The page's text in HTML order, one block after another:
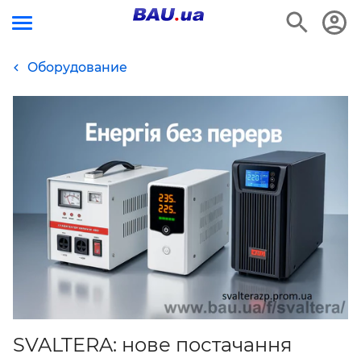
Оборудование
SVALTERA: нове постачання